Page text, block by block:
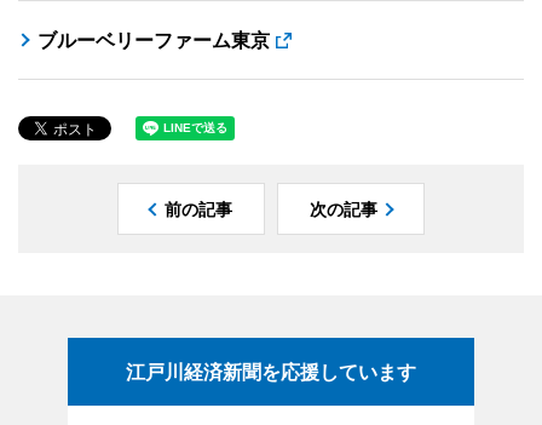
ブルーベリーファーム東京
前の記事 次の記事
江戸川経済新聞を応援しています